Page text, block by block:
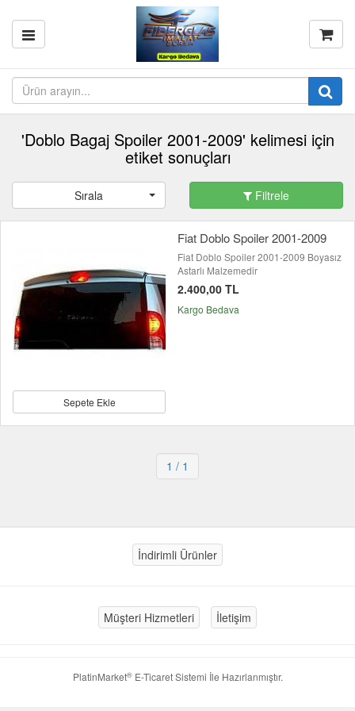
'Doblo Bagaj Spoiler 2001-2009' kelimesi için
etiket sonuçları
Sırala Filtrele
Sepete Ekle
Fiat Doblo Spoiler 2001-2009
Fiat Doblo Spoiler 2001-2009 Boyasız
Astarlı Malzemedir
2.400,00 TL
Kargo Bedava
1 / 1
İndirimli Ürünler
Müşteri Hizmetleri İletişim
PlatinMarket®E-Ticaret Sistemi İle Hazırlanmıştır.